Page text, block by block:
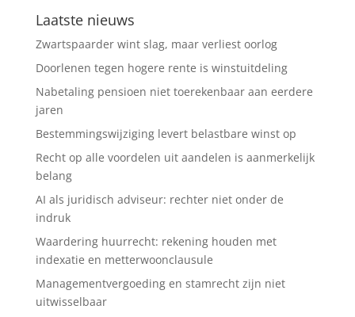
Laatste nieuws
Zwartspaarder wint slag, maar verliest oorlog
Doorlenen tegen hogere rente is winstuitdeling
Nabetaling pensioen niet toerekenbaar aan eerdere
jaren
Bestemmingswijziging levert belastbare winst op
Recht op alle voordelen uit aandelen is aanmerkelijk
belang
AI als juridisch adviseur: rechter niet onder de
indruk
Waardering huurrecht: rekening houden met
indexatie en metterwoonclausule
Managementvergoeding en stamrecht zijn niet
uitwisselbaar